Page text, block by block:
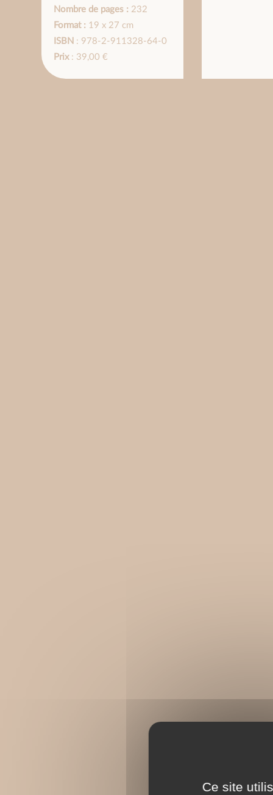
Nombre de pages :232
Format :19 x 27 cm
ISBN : 978-2-911328-64-0
Prix: 39,00 €
Ce site